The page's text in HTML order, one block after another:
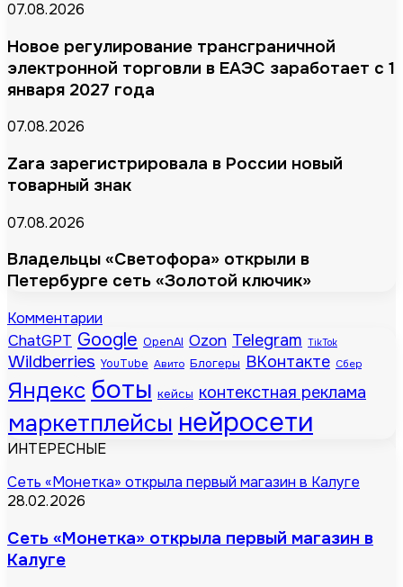
07.08.2026
Новое регулирование трансграничной
электронной торговли в ЕАЭС заработает с 1
января 2027 года
07.08.2026
Zara зарегистрировала в России новый
товарный знак
07.08.2026
Владельцы «Светофора» открыли в
Петербурге сеть «Золотой ключик»
Комментарии
ChatGPT Google OpenAI Ozon Telegram TikTok
Wildberries YouTube Авито Блогеры ВКонтакте Сбер
Яндекс боты кейсы контекстная реклама
маркетплейсы нейросети
ИНТЕРЕСНЫЕ
Сеть «Монетка» открыла первый магазин в Калуге
28.02.2026
Сеть «Монетка» открыла первый магазин в
Калуге